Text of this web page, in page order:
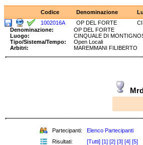
Codice Denominazione
1002016A
OP DEL FORTE
Denominazione:
OP DEL FORTE
Luogo:
CINQUALE DI
Tipo/Sistema/Tempo:
Open Locali
Arbitri:
MAREMMANI
Partecipanti: Elenco Partecipanti
Risultati:
[Tutti] [1] [2] [3] [4] [5]